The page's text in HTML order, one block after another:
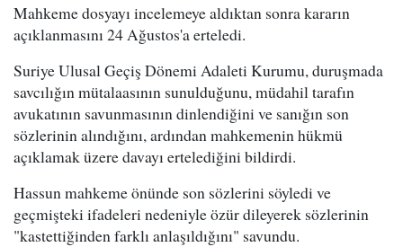
Mahkeme dosyayı incelemeye aldıktan sonra kararın
açıklanmasını 24 Ağustos'a erteledi.
Suriye Ulusal Geçiş Dönemi Adaleti Kurumu, duruşmada
savcılığın mütalaasının sunulduğunu, müdahil tarafın
avukatının savunmasının dinlendiğini ve sanığın son
sözlerinin alındığını, ardından mahkemenin hükmü
açıklamak üzere davayı ertelediğini bildirdi.
Hassun mahkeme önünde son sözlerini söyledi ve
geçmişteki ifadeleri nedeniyle özür dileyerek sözlerinin
"kastettiğinden farklı anlaşıldığını" savundu.